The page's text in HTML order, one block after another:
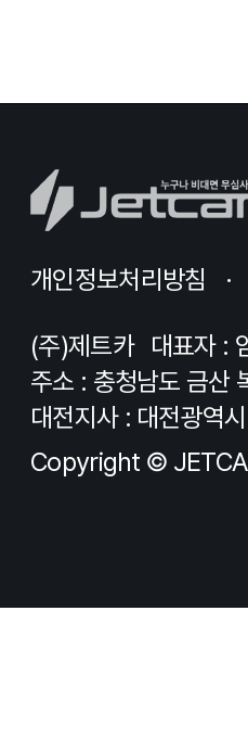
개인정보처리방침
(주)제트카 대표자 :
주소 : 충청남도 금산
대전지사 : 대전광역
Copyright ©